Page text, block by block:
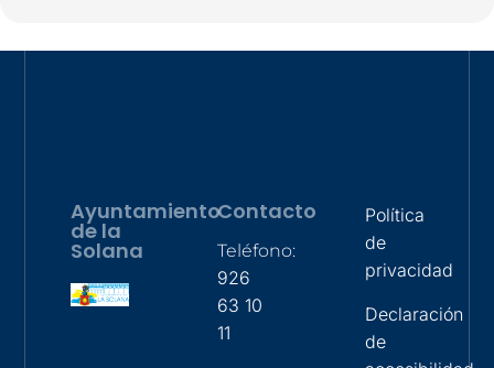
Ayuntamiento
de la
Solana
Contacto
Teléfono:
926
63 10
11
Política
de
privacidad
Declaración
de